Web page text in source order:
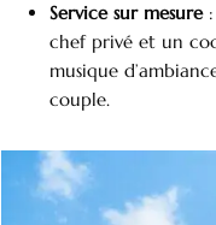
Service sur mesure:
chef privé et un
musique
couple.